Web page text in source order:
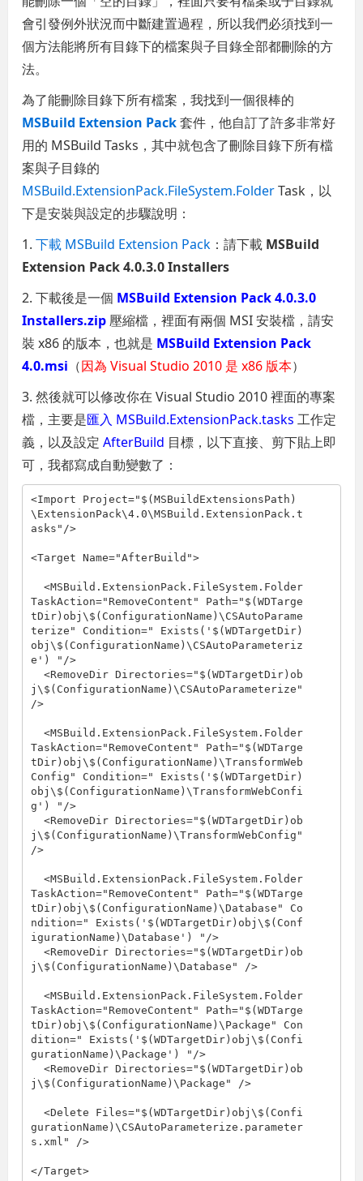
會引發例外狀況而中斷建置過程，所以我們必須找到一
個方法能將所有目錄下的檔案與子目錄全部都刪除的方
法。
為了能刪除目錄下所有檔案，我找到一個很棒的
MSBuild Extension Pack套件，他自訂了許多非常好
用的 MSBuild Tasks，其中就包含了刪除目錄下所有檔
案與子目錄的
MSBuild.ExtensionPack.FileSystem.FolderTask，以
下是安裝與設定的步驟說明：
1.下載 MSBuild Extension Pack ：請下載 MSBuild
Extension Pack 4.0.3.0 Installers
2. 下載後是一個 MSBuild Extension Pack 4.0.3.0
Installers.zip 壓縮檔，裡面有兩個 MSI 安裝檔，請安
裝 x86 的版本，也就是 MSBuild Extension Pack
4.0.msi （因為 Visual Studio 2010 是 x86 版本）
3. 然後就可以修改你在 Visual Studio 2010 裡面的專案
檔，主要是匯入 MSBuild.ExtensionPack.tasks 工作定
義，以及設定AfterBuild 目標，以下直接、剪下貼上即
可，我都寫成自動變數了：
<Import Project="$(MSBuildExtensionsPath)
\ExtensionPack\4.0\MSBuild.ExtensionPack.t
asks"/>
<Target Name="AfterBuild">
TaskAction="RemoveContent" Path="$(WDTarge
tDir)obj\$(ConfigurationName)\CSAutoParame
terize" Condition=" Exists('$(WDTargetDir)
obj\$(ConfigurationName)\CSAutoParameteriz
e') "/>
j\$(ConfigurationName)\CSAutoParameterize"
/>
TaskAction="RemoveContent" Path="$(WDTarge
tDir)obj\$(ConfigurationName)\TransformWeb
Config" Condition=" Exists('$(WDTargetDir)
obj\$(ConfigurationName)\TransformWebConfi
g') "/>
j\$(ConfigurationName)\TransformWebConfig"
/>
TaskAction="RemoveContent" Path="$(WDTarge
tDir)obj\$(ConfigurationName)\Database" Co
ndition=" Exists('$(WDTargetDir)obj\$(Conf
igurationName)\Database') "/>
j\$(ConfigurationName)\Database" />
TaskAction="RemoveContent" Path="$(WDTarge
tDir)obj\$(ConfigurationName)\Package" Con
dition=" Exists('$(WDTargetDir)obj\$(Confi
gurationName)\Package') "/>
j\$(ConfigurationName)\Package" />
gurationName)\CSAutoParameterize.parameter
s.xml" />
</Target>